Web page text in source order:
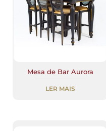
Mesa de Bar Aurora
LER MAIS